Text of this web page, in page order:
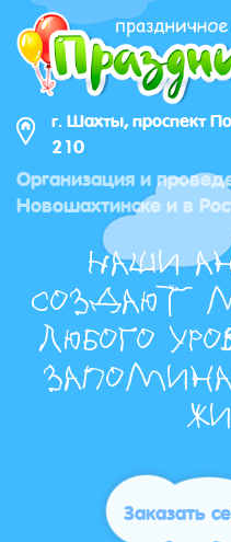
г. Шахты, проспект
210
Организация и
Новошахтинске и в
Наши
создают
любого
Заказать